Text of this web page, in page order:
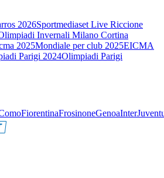
2026Sportmediaset Live Riccione
Invernali Milano Cortina
2025Mondiale per club 2025EICMA
Parigi 2024Olimpiadi Parigi
FiorentinaFrosinoneGenoaInter